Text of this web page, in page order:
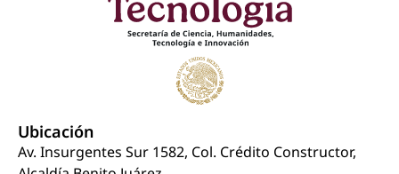
Ubicación
Av. Insurgentes Sur 1582, Col. Crédito Constructor,